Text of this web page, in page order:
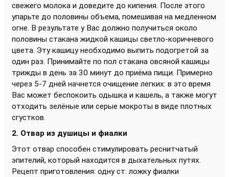
свежего молока и доведите до кипения. После этого
упарьте до половины объема, помешивая на медленном
огне. В результате у Вас должно получиться около
половины стакана жидкой кашицы светло-коричневого
цвета. Эту кашицу необходимо выпить подогретой за
один раз. Принимайте по пол стакана овсяной кашицы
трижды в день за 30 минут до приёма пищи. Примерно
через 5-7 дней начнется очищение легких: в это время
Вас может беспокоить одышка и кашель, а также могут
отходить зелёные или серые мокроты в виде плотных
сгустков.
2. Отвар из душицы и фиалки
Этот отвар способен стимулировать реснитчатый
эпителий, который находится в дыхательных путях.
Рецепт приготовления: одну ст. ложку фиалки